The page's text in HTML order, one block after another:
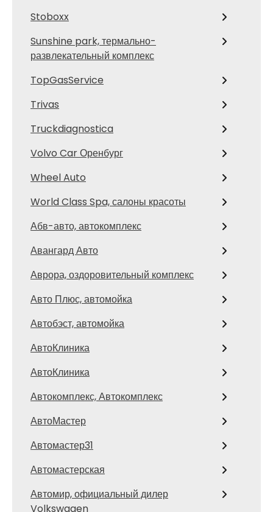
Stoboxx
Sunshine park, термально-
развлекательный комплекс
TopGasService
Trivas
Truckdiagnostica
Volvo Car Оренбург
Wheel Auto
World Class Spa, салоны красоты
Абв-авто, автокомплекс
Авангард Авто
Аврора, оздоровительный комплекс
Авто Плюс, автомойка
Автобэст, автомойка
АвтоКлиника
АвтоКлиника
Автокомплекс, Автокомплекс
АвтоМастер
Автомастер31
Автомастерская
Автомир, официальный дилер
Volkswagen